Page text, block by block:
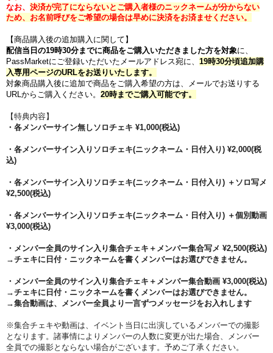
なお、 決済が完了にならないとご購入者様のニックネームが分からない
ため、お名前呼びをご希望の場合は早めに決済をお済ませください。
【商品購入後の追加購入に関して】
配信当日の19時30分までに商品をご購入いただきました方を対象に、
PassMarketにご登録いただいたメールアドレス宛に、 19時30分頃追加購
入専用ページのURLをお送りいたします。
対象商品購入後に追加で商品をご購入希望の方は、メールでお送りする
URLからご購入ください。 20時までご購入可能です。
【特典内容】
・各メンバーサイン無しソロチェキ ¥1,000(税込)
・各メンバーサイン入りソロチェキ(ニックネーム・日付入り) ¥2,000(税
込)
・各メンバーサイン入りソロチェキ(ニックネーム・日付入り) ＋ソロ写メ
¥2,500(税込)
・各メンバーサイン入りソロチェキ(ニックネーム・日付入り) ＋個別動画
¥3,000(税込)
・メンバー全員のサイン入り集合チェキ＋メンバー集合写メ ¥2,500(税込)
→チェキに日付・ニックネームを書くメンバーはお選びできません。
・メンバー全員のサイン入り集合チェキ＋メンバー集合動画 ¥3,000(税込)
→チェキに日付・ニックネームを書くメンバーはお選びできません。
→集合動画は、メンバー全員より一言ずつメッセージをお入れします
※集合チェキや動画は、イベント当日に出演しているメンバーでの撮影
となります。諸事情によりメンバーの人数に変更が出た場合、メンバー
全員での撮影とならない場合がございます。予めご了承ください。